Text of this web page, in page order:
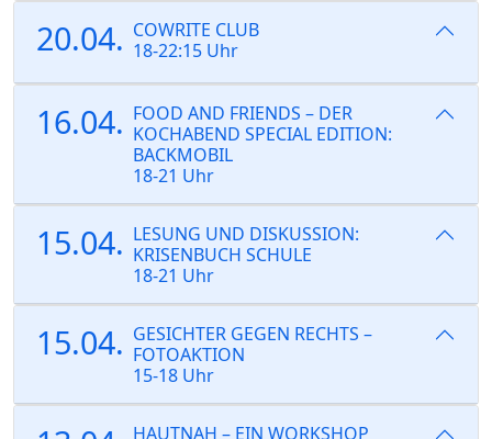
20.04. COWRITE CLUB
18-22:15 Uhr
16.04. FOOD AND FRIENDS – DER
KOCHABEND SPECIAL EDITION:
BACKMOBIL
18-21 Uhr
15.04. LESUNG UND DISKUSSION:
KRISENBUCH SCHULE
18-21 Uhr
15.04. GESICHTER GEGEN RECHTS –
FOTOAKTION
15-18 Uhr
HAUTNAH – EIN WORKSHOP